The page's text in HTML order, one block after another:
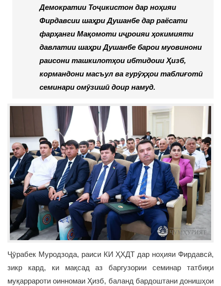
Демократии Тоҷикистон дар ноҳияи
Фирдавсии шаҳри Душанбе дар раёсати
фарҳанги Мақомоти иҷроияи ҳокимияти
давлатии шаҳри Душанбе барои муовинони
раисони ташкилотҳои ибтидоии Ҳизб,
кормандони масъул ва гурӯҳҳои таблиғотӣ
семинари омӯзишӣ доир намуд.
Ҷӯрабек Муродзода, раиси КИ ҲХДТ дар ноҳияи Фирдавсӣ,
зикр кард, ки мақсад аз баргузории семинар татбиқи
муқаррароти оинномаи Ҳизб, баланд бардоштани донишҳои